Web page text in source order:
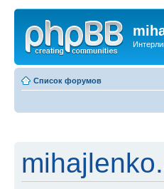
Список форумов